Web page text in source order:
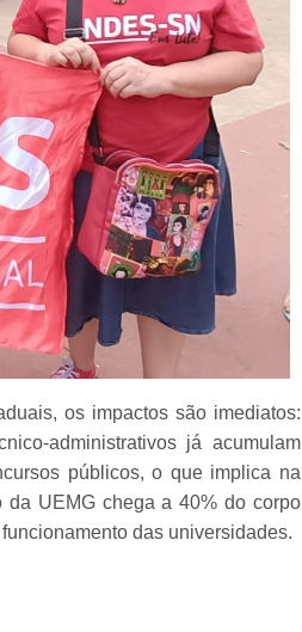
os impactos são imediatos:
administrativos já acumulam
públicos, o que implica na
da UEMG chega a 40% do corpo
das universidades.